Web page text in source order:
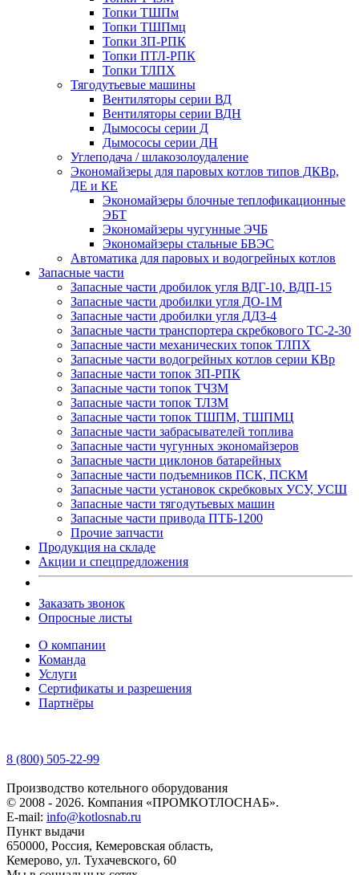
Топки ТШПм
Топки ТШПмц
Топки ЗП-РПК
Топки ПТЛ-РПК
Топки ТЛПХ
Тягодутьевые машины
Вентиляторы серии ВД
Вентиляторы серии ВДН
Дымососы серии Д
Дымососы серии ДН
Углеподача / шлакозолоудаление
Экономайзеры для паровых котлов типов ДКВр,
ДЕ и КЕ
Экономайзеры блочные теплофикационные
ЭБТ
Экономайзеры чугунные ЭЧБ
Экономайзеры стальные БВЭС
Автоматика для паровых и водогрейных котлов
Запасные части
Запасные части дробилок угля ВДГ-10, ВДП-15
Запасные части дробилки угля ДО-1М
Запасные части дробилки угля ДДЗ-4
Запасные части транспортера скребкового ТС-2-30
Запасные части механических топок ТЛПХ
Запасные части водогрейных котлов серии КВр
Запасные части топок ЗП-РПК
Запасные части топок ТЧЗМ
Запасные части топок ТЛЗМ
Запасные части топок ТШПМ, ТШПМЦ
Запасные части забрасывателей топлива
Запасные части чугунных экономайзеров
Запасные части циклонов батарейных
Запасные части подъемников ПСК, ПСКМ
Запасные части установок скребковых УСУ, УСШ
Запасные части тягодутьевых машин
Запасные части привода ПТБ-1200
Прочие запчасти
Продукция на складе
Акции и спецпредложения
Заказать звонок
Опросные листы
О компании
Команда
Услуги
Сертификаты и разрешения
Партнёры
8 (800) 505-22-99
Производство котельного оборудования
© 2008 - 2026. Компания «ПРОМКОТЛОСНАБ».
E-mail: info@kotlosnab.ru
Пункт выдачи
650000, Россия, Кемеровская область,
Кемерово, ул. Тухачевского, 60